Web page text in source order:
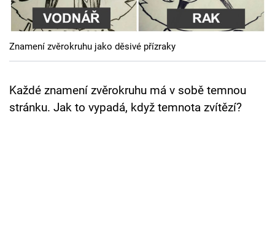
Pořady
Přihlášení
Znamení zvěrokruhu jako děsivé přízraky
Každé znamení zvěrokruhu má v sobě temnou
stránku. Jak to vypadá, když temnota zvítězí?